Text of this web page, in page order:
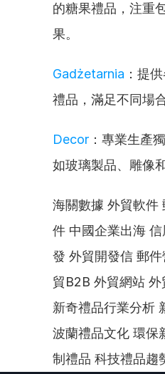
的糖果禮品，注重
果。
Gadżetarnia ：提
禮品，滿足不同場
Decor ：專業生產
如玻璃製品、雕像
海關數據 外貿軟件
件 中國企業出海
發 外貿開發信 郵
貿B2B 外貿網站
新奇禮品行業分析
波蘭禮品文化 環保
制禮品 科技禮品趨